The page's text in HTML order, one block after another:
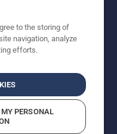
AB (publ). Visas
to the storing of
navigation, analyze
efforts.
PERSONAL